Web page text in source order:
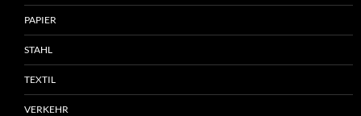
PAPIER
STAHL
TEXTIL
VERKEHR